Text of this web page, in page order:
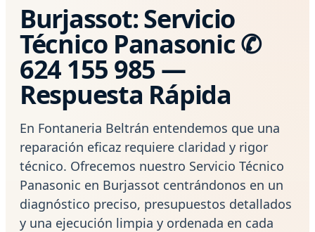
Burjassot: Servicio
Técnico Panasonic ✆
624 155 985 —
Respuesta Rápida
En Fontaneria Beltrán entendemos que una
reparación eficaz requiere claridad y rigor
técnico. Ofrecemos nuestro Servicio Técnico
Panasonic en Burjassot centrándonos en un
diagnóstico preciso, presupuestos detallados
y una ejecución limpia y ordenada en cada